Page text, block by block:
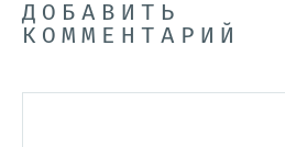
ДОБАВИТЬ
КОММЕНТАРИЙ